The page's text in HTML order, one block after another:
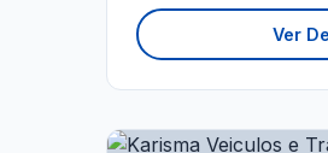
Ver